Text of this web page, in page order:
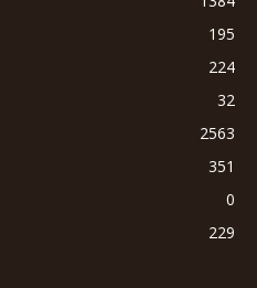
195
224
32
2563
351
0
229